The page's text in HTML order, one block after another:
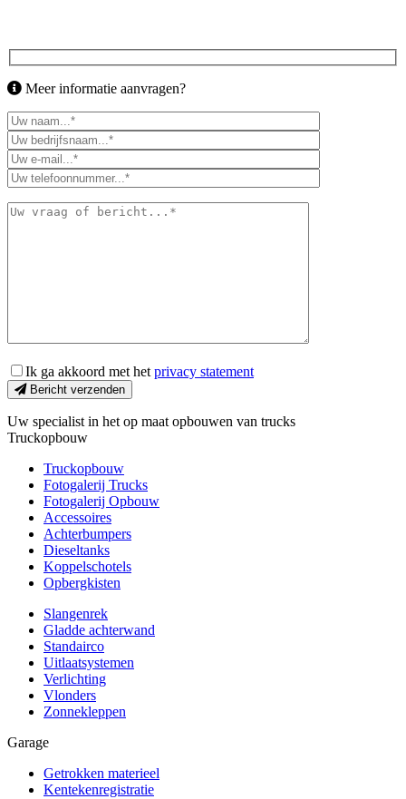
Meer informatie aanvragen?
Ik ga akkoord met hetprivacy statement
Bericht verzenden
Uw specialist in het op maat opbouwen van trucks
Truckopbouw
Truckopbouw
Fotogalerij Trucks
Fotogalerij Opbouw
Accessoires
Achterbumpers
Dieseltanks
Koppelschotels
Opbergkisten
Slangenrek
Gladde achterwand
Standairco
Uitlaatsystemen
Verlichting
Vlonders
Zonnekleppen
Garage
Getrokken materieel
Kentekenregistratie